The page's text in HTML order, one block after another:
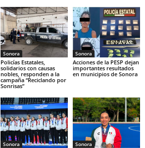
Sonora
Policías Estatales,
solidarios con causas
nobles, responden a la
campaña “Reciclando por
Sonrisas”
Sonora
Acciones de la PESP dejan
importantes resultados
en municipios de Sonora
Sonora Sonora